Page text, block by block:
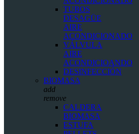
TUBOS
DESAGÜE
AIRE
ACONDICIONADO
VÁLVULA
AIRE
ACONDICIOANDO
DESINFECCIÓN
BIOMASA
add
remove
CALDERA
BIOMASA
ESTUFA